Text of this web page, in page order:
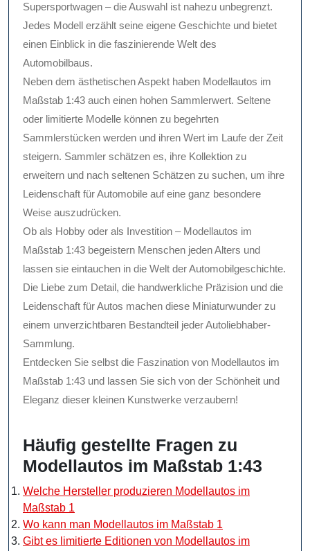
Supersportwagen – die Auswahl ist nahezu unbegrenzt.
Jedes Modell erzählt seine eigene Geschichte und bietet
einen Einblick in die faszinierende Welt des
Automobilbaus.
Neben dem ästhetischen Aspekt haben Modellautos im
Maßstab 1:43 auch einen hohen Sammlerwert. Seltene
oder limitierte Modelle können zu begehrten
Sammlerstücken werden und ihren Wert im Laufe der Zeit
steigern. Sammler schätzen es, ihre Kollektion zu
erweitern und nach seltenen Schätzen zu suchen, um ihre
Leidenschaft für Automobile auf eine ganz besondere
Weise auszudrücken.
Ob als Hobby oder als Investition – Modellautos im
Maßstab 1:43 begeistern Menschen jeden Alters und
lassen sie eintauchen in die Welt der Automobilgeschichte.
Die Liebe zum Detail, die handwerkliche Präzision und die
Leidenschaft für Autos machen diese Miniaturwunder zu
einem unverzichtbaren Bestandteil jeder Autoliebhaber-
Sammlung.
Entdecken Sie selbst die Faszination von Modellautos im
Maßstab 1:43 und lassen Sie sich von der Schönheit und
Eleganz dieser kleinen Kunstwerke verzaubern!
Häufig gestellte Fragen zu
Modellautos im Maßstab 1:43
Welche Hersteller produzieren Modellautos im
Maßstab 1
Wo kann man Modellautos im Maßstab 1
Gibt es limitierte Editionen von Modellautos im